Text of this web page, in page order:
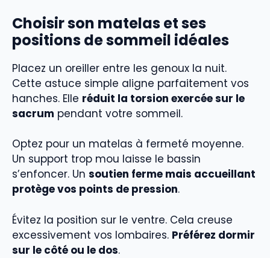
Choisir son matelas et ses
positions de sommeil idéales
Placez un oreiller entre les genoux la nuit.
Cette astuce simple aligne parfaitement vos
hanches. Elle réduit la torsion exercée sur le
sacrum pendant votre sommeil.
Optez pour un matelas à fermeté moyenne.
Un support trop mou laisse le bassin
s’enfoncer. Un soutien ferme mais accueillant
protège vos points de pression.
Évitez la position sur le ventre. Cela creuse
excessivement vos lombaires. Préférez dormir
sur le côté ou le dos.